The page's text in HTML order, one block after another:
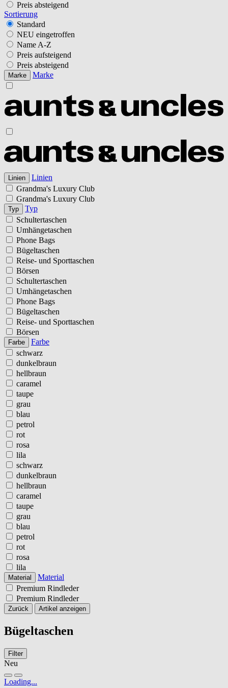
Preis absteigend
Sortierung
Standard
NEU eingetroffen
Name A-Z
Preis aufsteigend
Preis absteigend
Marke Marke
Linien
Linien
Grandma's Luxury Club
Grandma's Luxury Club
Typ
Typ
Schultertaschen
Umhängetaschen
Phone Bags
Bügeltaschen
Reise- und Sporttaschen
Börsen
Schultertaschen
Umhängetaschen
Phone Bags
Bügeltaschen
Reise- und Sporttaschen
Börsen
Farbe
Farbe
schwarz
dunkelbraun
hellbraun
caramel
taupe
grau
blau
petrol
rot
rosa
lila
schwarz
dunkelbraun
hellbraun
caramel
taupe
grau
blau
petrol
rot
rosa
lila
Material
Material
Premium Rindleder
Premium Rindleder
Zurück Artikel anzeigen
Bügeltaschen
Filter
Neu
Loading...